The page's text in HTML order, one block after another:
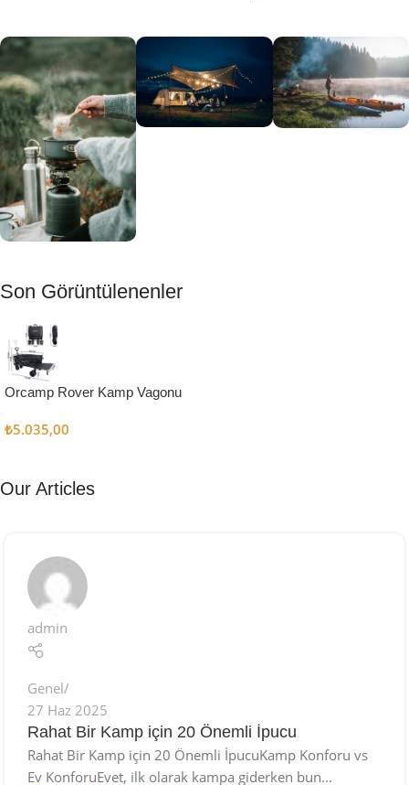
Muftağı
Kampçı
Şefler İçin
Keşfet
Son Görüntülenenler
Orcamp Rover Kamp Vagonu
₺5.035,00
Our Articles
admin
Genel
27 Haz 2025
Rahat Bir Kamp için 20 Önemli İpucu
Rahat Bir Kamp için 20 Önemli İpucuKamp Konforu vs
Ev KonforuEvet, ilk olarak kampa giderken bun...